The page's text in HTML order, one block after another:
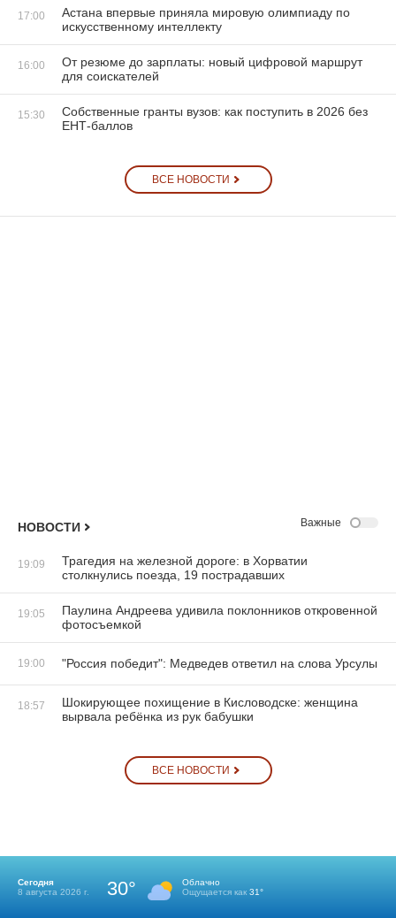
17:00
Астана впервые приняла мировую олимпиаду по
искусственному интеллекту
16:00
От резюме до зарплаты: новый цифровой маршрут
для соискателей
15:30
Собственные гранты вузов: как поступить в 2026 без
ЕНТ-баллов
ВСЕ НОВОСТИ
НОВОСТИ Важные
19:09
Трагедия на железной дороге: в Хорватии
столкнулись поезда, 19 пострадавших
19:05
Паулина Андреева удивила поклонников откровенной
фотосъемкой
19:00 "Россия победит": Медведев ответил на слова Урсулы
18:57
Шокирующее похищение в Кисловодске: женщина
вырвала ребёнка из рук бабушки
ВСЕ НОВОСТИ
Сегодня
8 августа 2026 г.
30°
Облачно
Ощущается как 31°